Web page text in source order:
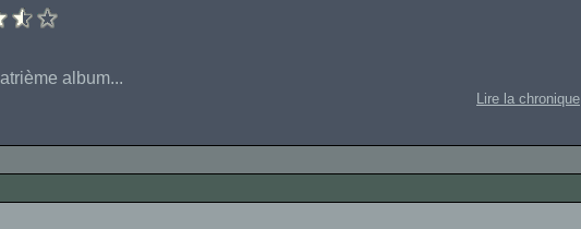
album...
Lire la chronique